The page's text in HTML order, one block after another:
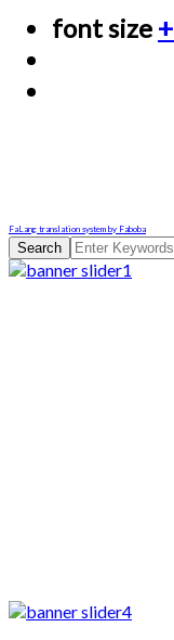
font size +
FaLang translation system by Faboba
Search